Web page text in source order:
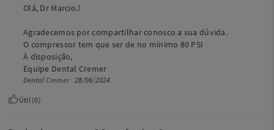
Olá, Dr Marcio.!
Agradecemos por compartilhar conosco a sua dúvida.
O compressor tem que ser de no mínimo 80 PSI
À disposição,
Equipe Dental Cremer
Dental Cremer28/06/2024
Útil (0)